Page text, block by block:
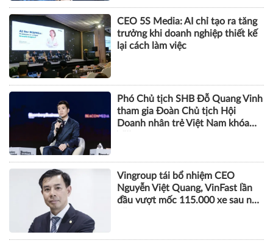
CEO 5S Media: AI chỉ tạo ra tăng
trưởng khi doanh nghiệp thiết kế
lại cách làm việc
Phó Chủ tịch SHB Đỗ Quang Vinh
tham gia Đoàn Chủ tịch Hội
Doanh nhân trẻ Việt Nam khóa
Vingroup tái bổ nhiệm CEO
Nguyễn Việt Quang, VinFast lần
đầu vượt mốc 115.000 xe sau nửa